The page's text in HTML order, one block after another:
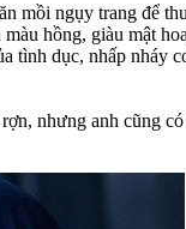
mồi ngụy trang để
hồng, giàu mật
dục, nhấp nháy
nhưng anh cũng